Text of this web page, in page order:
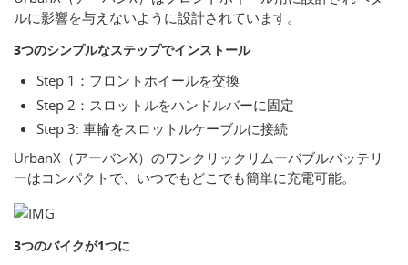
ルに影響を与えないように設計されています。
3つのシンプルなステップでインストール
Step 1：フロントホイールを交換
Step 2：スロットルをハンドルバーに固定
Step 3: 車輪をスロットルケーブルに接続
UrbanX（アーバンX）のワンクリックリムーバブルバッテリ
ーはコンパクトで、いつでもどこでも簡単に充電可能。
3つのバイクが1つに